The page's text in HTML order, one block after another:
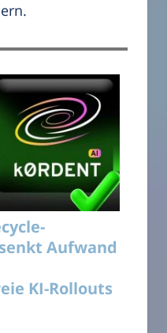
Aufwand
KI-Rollouts